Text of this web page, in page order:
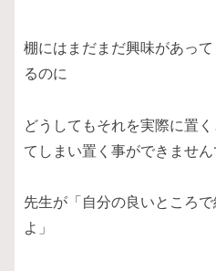
棚にはまだまだ興味があっ
るのに
どうしてもそれを実際に置
てしまい置く事ができません
先生が「自分の良いところ
よ」